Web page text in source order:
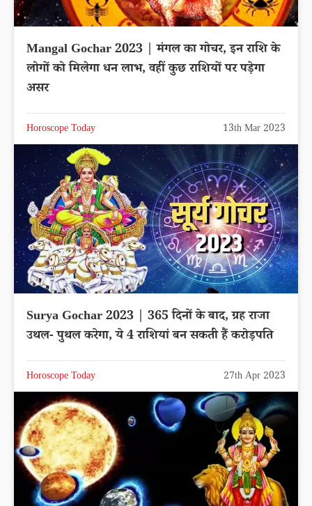
Mangal Gochar 2023 | मंगल का गोचर, इन राशि के
लोगों को मिलेगा धन लाभ, वहीं कुछ राशियों पर पड़ेगा
असर
Horoscope Today 13th Mar 2023
Surya Gochar 2023 | 365 दिनों के बाद, ग्रह राजा
उथल- पुथल करेगा, ये 4 राशियां बन सकती हैं करोड़पति
Horoscope Today 27th Apr 2023